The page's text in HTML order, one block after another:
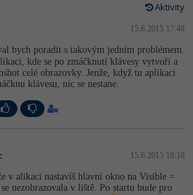
vzory
UI návrhář
analytik
Aktivity
15.6.2015 17:48
bych poradit s takovým jedním problémem.
kde se po zmáčknutí klávesy vytvoří a
celé obrazovky. Jenže, když tu aplikaci
klávesu, nic se nestane.
: 15.6.2015 18:10
v alikaci nastavíš hlavní okno na Visible =
nezobrazovala v liště. Po startu bude pro